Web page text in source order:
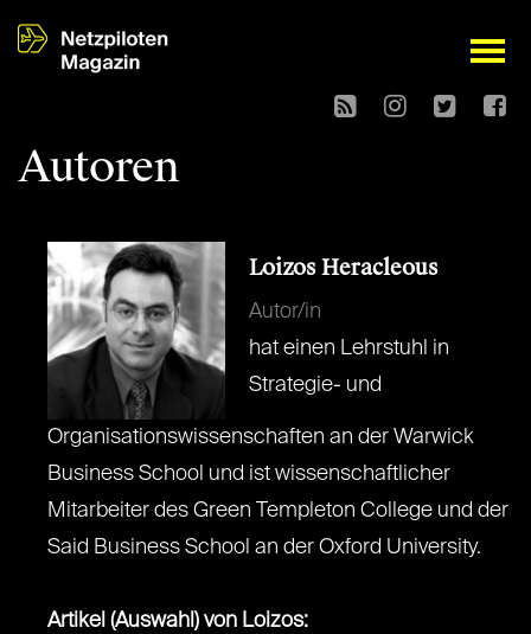
open
Autoren
Loizos Heracleous
Autor/in
hat einen Lehrstuhl in
Strategie- und
Organisationswissenschaften an der Warwick
Business School und ist wissenschaftlicher
Mitarbeiter des Green Templeton College und der
Said Business School an der Oxford University.
Artikel (Auswahl) von Loizos: